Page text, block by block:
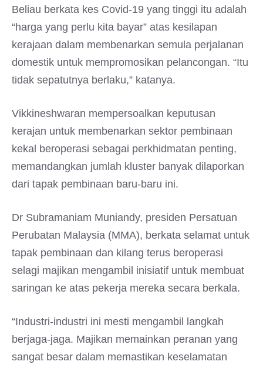
Beliau berkata kes Covid-19 yang tinggi itu adalah
“harga yang perlu kita bayar” atas kesilapan
kerajaan dalam membenarkan semula perjalanan
domestik untuk mempromosikan pelancongan. “Itu
tidak sepatutnya berlaku,” katanya.
Vikkineshwaran mempersoalkan keputusan
kerajan untuk membenarkan sektor pembinaan
kekal beroperasi sebagai perkhidmatan penting,
memandangkan jumlah kluster banyak dilaporkan
dari tapak pembinaan baru-baru ini.
Dr Subramaniam Muniandy, presiden Persatuan
Perubatan Malaysia (MMA), berkata selamat untuk
tapak pembinaan dan kilang terus beroperasi
selagi majikan mengambil inisiatif untuk membuat
saringan ke atas pekerja mereka secara berkala.
“Industri-industri ini mesti mengambil langkah
berjaga-jaga. Majikan memainkan peranan yang
sangat besar dalam memastikan keselamatan